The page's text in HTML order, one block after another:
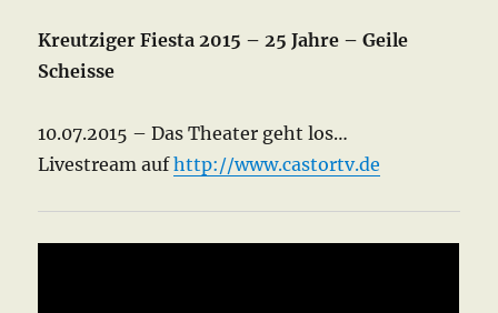
Kreutziger Fiesta 2015 – 25 Jahre – Geile
Scheisse
10.07.2015 – Das Theater geht los…
Livestream aufhttp://www.castortv.de